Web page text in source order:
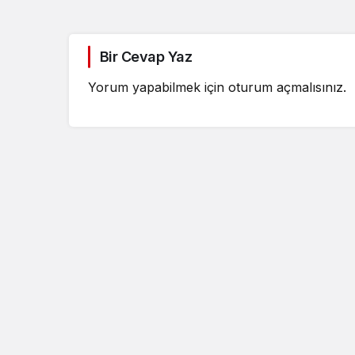
Bir Cevap Yaz
Yorum yapabilmek için oturum açmalısınız.